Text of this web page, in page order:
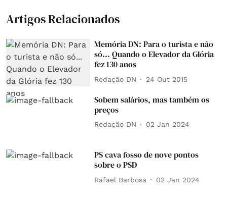
Artigos Relacionados
Memória DN: Para o turista e não
só... Quando o Elevador da Glória
fez 130 anos
Redação DN 24 Out 2015
Sobem salários, mas também os
preços
Redação DN 02 Jan 2024
PS cava fosso de nove pontos
sobre o PSD
Rafael Barbosa 02 Jan 2024